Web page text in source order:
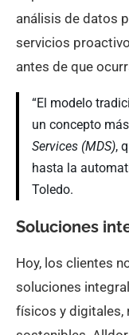
análisis de datos
servicios
antes de que
“El modelo
un concepto
Services (MDS),
hasta la
Toledo.
Soluciones
Hoy, los clientes
soluciones
físicos y digitales,